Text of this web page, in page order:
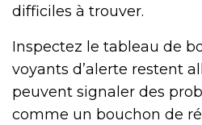
difficiles à trouver.
Inspectez le tableau de
voyants d’alerte restent
peuvent signaler des
comme un bouchon de